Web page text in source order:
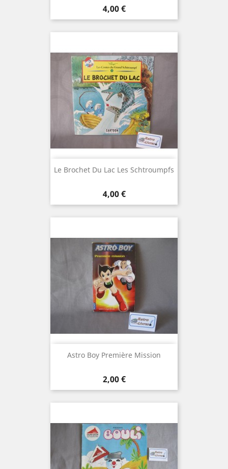
Prix
4,00 €
Le Brochet Du Lac Les Schtroumpfs
Prix
4,00 €
Astro Boy Première Mission
Prix
2,00 €